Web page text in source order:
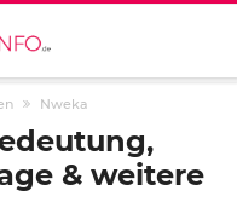
Nweka
& weitere